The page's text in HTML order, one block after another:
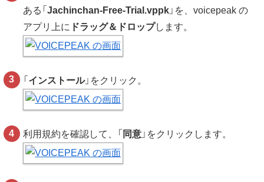
ある「Jachinchan-Free-Trial.vppk 」を、voicepeak の
アプリ上に ドラッグ＆ドロップします。
「 インストール」をクリック。
利用規約を確認して、「 同意 」をクリックします。